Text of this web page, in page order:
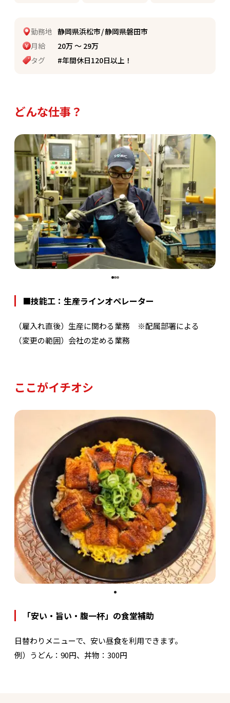
どんな仕事？
■技能工：生産ラインオペレーター
（雇入れ直後）生産に関わる業務 ※配属部署による
（変更の範囲）会社の定める業務
ここがイチオシ
「安い・旨い・腹一杯」の食堂補助
日替わりメニューで、安い昼食を利用できます。
例）うどん：90円、丼物：300円
勤務地 静岡県浜松市 静岡県磐田市
月給
20万 〜 29万
タグ
#年間休日120日以上！